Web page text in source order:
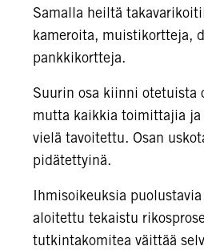
Samalla heiltä
kameroita, muistikortteja,
pankkikortteja.
Suurin osa kiinni otetuista
mutta kaikkia toimittajia
vielä tavoitettu. Osan
pidätettyinä.
Ihmisoikeuksia puolustavia
aloitettu tekaistu
tutkintakomitea väittää